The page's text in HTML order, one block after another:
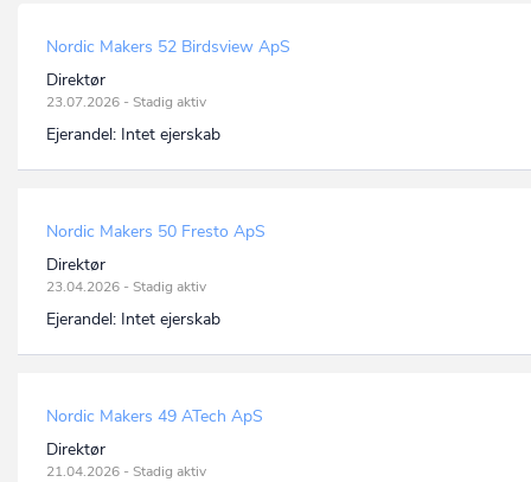
Nordic Makers 52 Birdsview ApS
Direktør
23.07.2026 - Stadig aktiv
Ejerandel: Intet ejerskab
Nordic Makers 50 Fresto ApS
Direktør
23.04.2026 - Stadig aktiv
Ejerandel: Intet ejerskab
Nordic Makers 49 ATech ApS
Direktør
21.04.2026 - Stadig aktiv